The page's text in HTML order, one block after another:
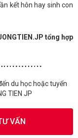
kết hôn hay sinh con
tổng hợp
du học hoặc tuyển
TIEN JP
VẤN